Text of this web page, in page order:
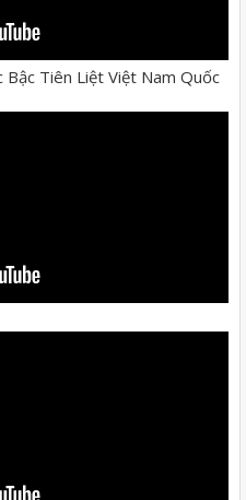
Bậc Tiên Liệt Việt Nam Quốc